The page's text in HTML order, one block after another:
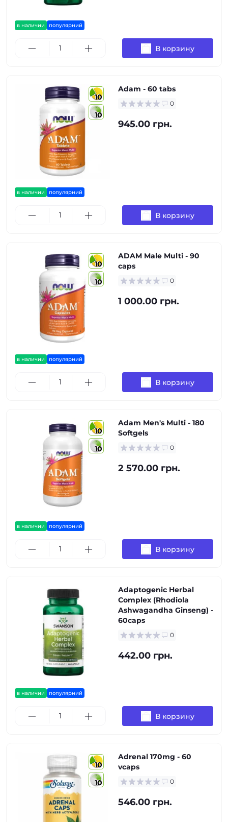
в наличии популярний
В корзину
10
10
в наличии популярний
Adam - 60 tabs
0
945.00 грн.
В корзину
10
10
в наличии популярний
ADAM Male Multi - 90
caps
0
1 000.00 грн.
В корзину
10
10
в наличии популярний
Adam Men's Multi - 180
Softgels
0
2 570.00 грн.
В корзину
в наличии популярний
Adaptogenic Herbal
Complex (Rhodiola
Ashwagandha Ginseng) -
60caps
0
442.00 грн.
В корзину
10
10
Adrenal 170mg - 60
vcaps
0
546.00 грн.